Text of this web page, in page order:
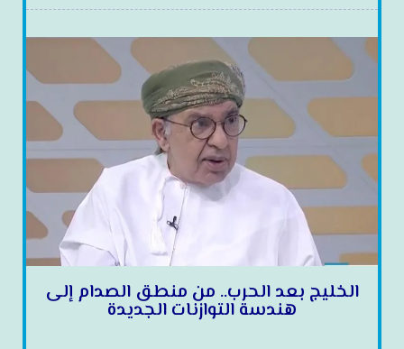
الخليج بعد الحرب.. من منطق الصدام إلى
هندسة التوازنات الجديدة